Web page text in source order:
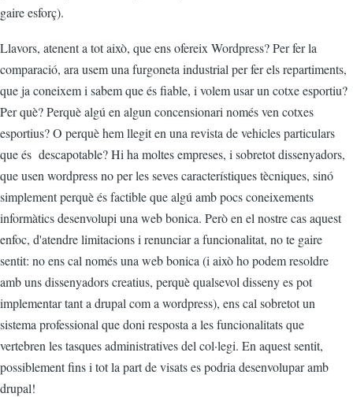
gaire esforç).
Llavors, atenent a tot això, que ens ofereix Wordpress? Per fer la
comparació, ara usem una furgoneta industrial per fer els repartiments,
que ja coneixem i sabem que és fiable, i volem usar un cotxe esportiu?
Per què? Perquè algú en algun concensionari només ven cotxes
esportius? O perquè hem llegit en una revista de vehicles particulars
que és descapotable? Hi ha moltes empreses, i sobretot dissenyadors,
que usen wordpress no per les seves característiques tècniques, sinó
simplement perquè és factible que algú amb pocs coneixements
informàtics desenvolupi una web bonica. Però en el nostre cas aquest
enfoc, d'atendre limitacions i renunciar a funcionalitat, no te gaire
sentit: no ens cal només una web bonica (i això ho podem resoldre
amb uns dissenyadors creatius, perquè qualsevol disseny es pot
implementar tant a drupal com a wordpress), ens cal sobretot un
sistema professional que doni resposta a les funcionalitats que
vertebren les tasques administratives del col·legi. En aquest sentit,
possiblement fins i tot la part de visats es podria desenvolupar amb
drupal!